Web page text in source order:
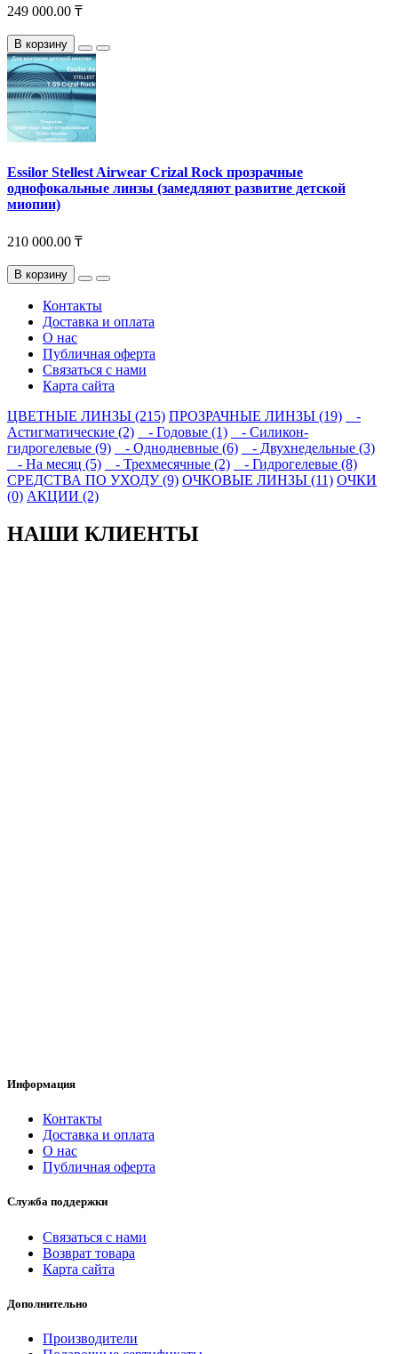
249 000.00 ₸
В корзину
Essilor Stellest Airwear Crizal Rock прозрачные
однофокальные линзы (замедляют развитие детской
миопии)
210 000.00 ₸
В корзину
Контакты
Доставка и оплата
О нас
Публичная оферта
Связаться с нами
Карта сайта
ЦВЕТНЫЕ ЛИНЗЫ (215) ПРОЗРАЧНЫЕ ЛИНЗЫ (19)
-
Астигматические (2)
- Годовые (1)
- Силикон-
гидрогелевые (9)
- Однодневные (6)
- Двухнедельные (3)
- На месяц (5)
- Трехмесячные (2)
- Гидрогелевые (8)
СРЕДСТВА ПО УХОДУ (9) ОЧКОВЫЕ ЛИНЗЫ (11) ОЧКИ
(0) АКЦИИ (2)
НАШИ КЛИЕНТЫ
Информация
Контакты
Доставка и оплата
О нас
Публичная оферта
Служба поддержки
Связаться с нами
Возврат товара
Карта сайта
Дополнительно
Производители